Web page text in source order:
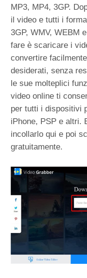
MP3, MP4, 3GP.
il video e tutti i
3GP, WMV, WEBM
fare è scaricare i
convertire
desiderati, senza
le sue molteplici
video online ti
per tutti i dispositivi
iPhone, PSP e altri.
incollarlo qui e poi
gratuitamente.